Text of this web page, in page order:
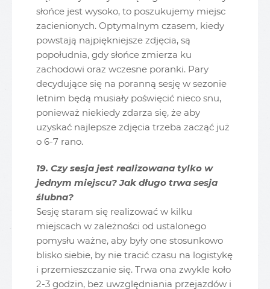
słońce jest wysoko, to poszukujemy miejsc
zacienionych. Optymalnym czasem, kiedy
powstają najpiękniejsze zdjęcia, są
popołudnia, gdy słońce zmierza ku
zachodowi oraz wczesne poranki. Pary
decydujące się na poranną sesję w sezonie
letnim będą musiały poświęcić nieco snu,
ponieważ niekiedy zdarza się, że aby
uzyskać najlepsze zdjęcia trzeba zacząć już
o 6-7 rano.
19. Czy sesja jest realizowana tylko w
jednym miejscu? Jak długo trwa sesja
ślubna?
Sesję staram się realizować w kilku
miejscach w zależności od ustalonego
pomysłu ważne, aby były one stosunkowo
blisko siebie, by nie tracić czasu na logistykę
i przemieszczanie się. Trwa ona zwykle koło
2-3 godzin, bez uwzględniania przejazdów i